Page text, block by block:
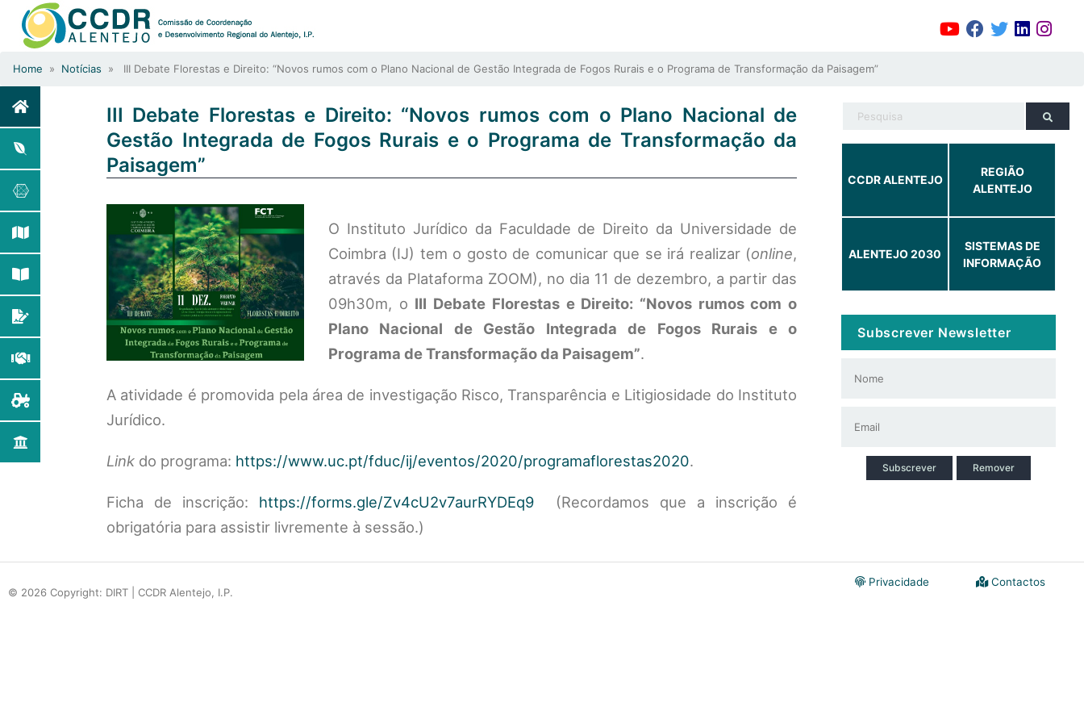
Home » Notícias » III Debate Florestas e Direito: “Novos rumos com o Plano Nacional de Gestão Integrada de Fogos Rurais e o Programa de Transformação da Paisagem”
III Debate Florestas e Direito: “Novos rumos com o Plano Nacional de
Gestão Integrada de Fogos Rurais e o Programa de Transformação da
Paisagem”
O Instituto Jurídico da Faculdade de Direito da Universidade de
Coimbra (IJ) tem o gosto de comunicar que se irá realizar (online,
através da Plataforma ZOOM), no dia 11 de dezembro, a partir das
09h30m, o III Debate Florestas e Direito: “Novos rumos com o
Plano Nacional de Gestão Integrada de Fogos Rurais e o
Programa de Transformação da Paisagem”.
A atividade é promovida pela área de investigação Risco, Transparência e Litigiosidade do Instituto
Jurídico.
Link do programa: https://www.uc.pt/fduc/ij/eventos/2020/programaflorestas2020.
Ficha de inscrição: https://forms.gle/Zv4cU2v7aurRYDEq9 (Recordamos que a inscrição é
obrigatória para assistir livremente à sessão.)
CCDR ALENTEJO
REGIÃO
ALENTEJO
ALENTEJO 2030
SISTEMAS DE
INFORMAÇÃO
Subscrever Newsletter
Subscrever Remover
© 2026 Copyright: DIRT | CCDR Alentejo, I.P.
Contactos
Privacidade